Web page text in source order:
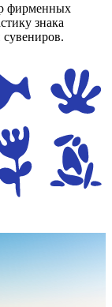
фирменных
знака